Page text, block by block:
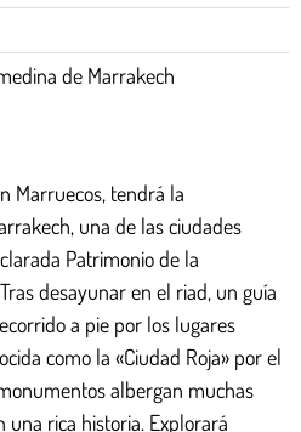
de Marrakech
Marruecos, tendrá la
una de las ciudades
Patrimonio de la
desayunar en el riad, un guía
a pie por los lugares
como la «Ciudad Roja» por el
albergan muchas
una rica historia. Explorará